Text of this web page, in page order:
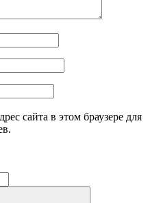
сайта в этом браузере для